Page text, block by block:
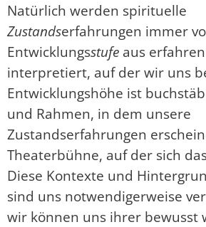
Natürlich werden spirituelle
Zustandserfahrungen immer
Entwicklungsstufe aus
interpretiert, auf der wir uns
Entwicklungshöhe ist
und Rahmen, in dem unsere
Zustandserfahrungen
Theaterbühne, auf der sich
Diese Kontexte und
sind uns notwendigerweise
wir können uns ihrer bewusst